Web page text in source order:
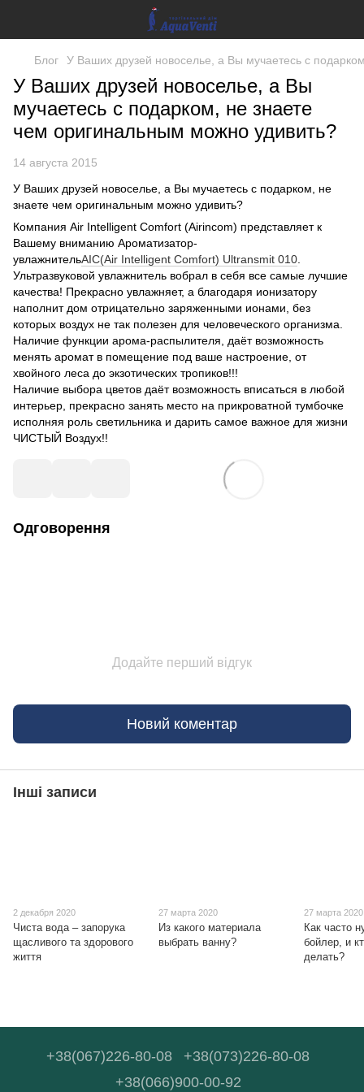
Блог У Ваших друзей новоселье, а Вы мучаетесь с
У Ваших друзей новоселье, а Вы
мучаетесь с подарком, не знаете
чем оригинальным можно удивить?
14 августа 2015
У Ваших друзей новоселье, а Вы мучаетесь с подарком, не
знаете чем оригинальным можно удивить?
Компания Air Intelligent Comfort (Airincom) представляет к
Вашему вниманию Ароматизатор-
увлажнительAIC(Air Intelligent Comfort) Ultransmit 010
Ультразвуковой увлажнитель вобрал в себя все самые лучшие
качества! Прекрасно увлажняет, а благодаря ионизатору
наполнит дом отрицательно заряженными ионами, без
которых воздух не так полезен для человеческого организма.
Наличие функции арома-распылителя, даёт возможность
менять аромат в помещение под ваше настроение, от
хвойного леса до экзотических тропиков!!!
Наличие выбора цветов даёт возможность вписаться в любой
интерьер, прекрасно занять место на прикроватной тумбочке
исполняя роль светильника и дарить самое важное для жизни
ЧИСТЫЙ Воздух!!
Одговорення
Додайте перший відгук
Новий коментар
Інші записи
2 декабря 2020
Чиста вода – запорука
щасливого та здорового
життя
27 марта 2020
Из какого материала
выбрать ванну?
27 марта 2020
Как часто
бойлер, и
делать?
+38(067)226-80-08
+38(073)226-80-08
+38(066)900-00-92